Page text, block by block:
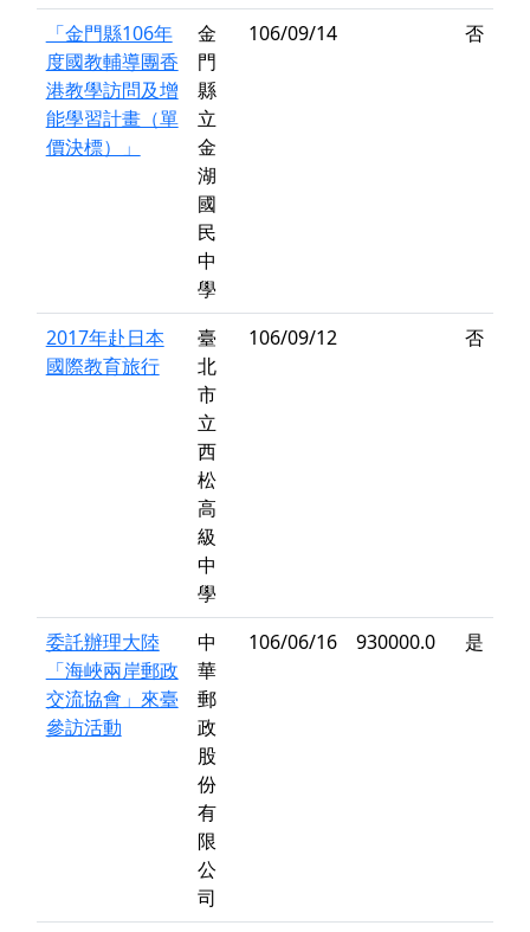
「金門縣106年
度國教輔導團香
港教學訪問及增
能學習計畫（單
價決標）」
金
門
縣
立
金
湖
國
民
中
學
106/09/14 否
2017年赴日本
國際教育旅行
臺
北
市
立
西
松
高
級
中
學
106/09/12 否
委託辦理大陸
「海峽兩岸郵政
交流協會」來臺
參訪活動
中
華
郵
政
股
份
有
限
公
司
106/06/16 930000.0 是